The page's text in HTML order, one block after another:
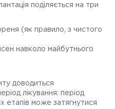
поділяється на три
(як правило, з чистого
навколо майбутнього
доводиться
лікування: період
етапів може затягнутися